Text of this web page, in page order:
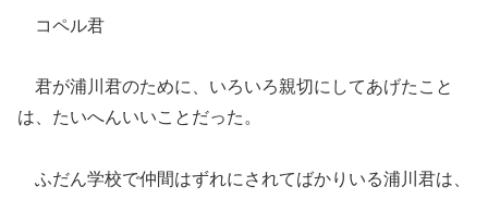
コペル君
君が浦川君のために、いろいろ親切にしてあげたこと
は、たいへんいいことだった。
ふだん学校で仲間はずれにされてばかりいる浦川君は、